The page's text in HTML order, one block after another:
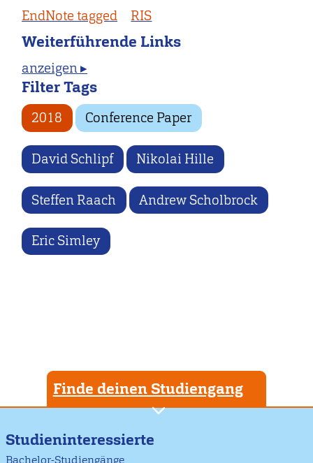
EndNote tagged
RIS
Weiterführende Links
anzeigen ▸
Filter Tags
2018 Conference Paper
David Schlipf Nikolai Hille
Steffen Raach Andrew Scholbrock
Eric Simley
Finde deinen Studiengang
Studieninteressierte